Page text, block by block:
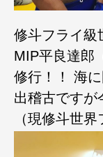
修斗フライ級
MIP平良達郎
修行！！ 海
出稽古ですが
（現修斗世